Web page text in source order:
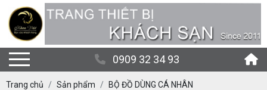
0909 32 34 93
Trang chủ Sản phẩm
BỘ ĐỒ DÙNG CÁ NHÂN